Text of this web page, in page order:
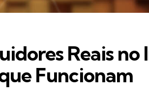
Reais no
Funcionam